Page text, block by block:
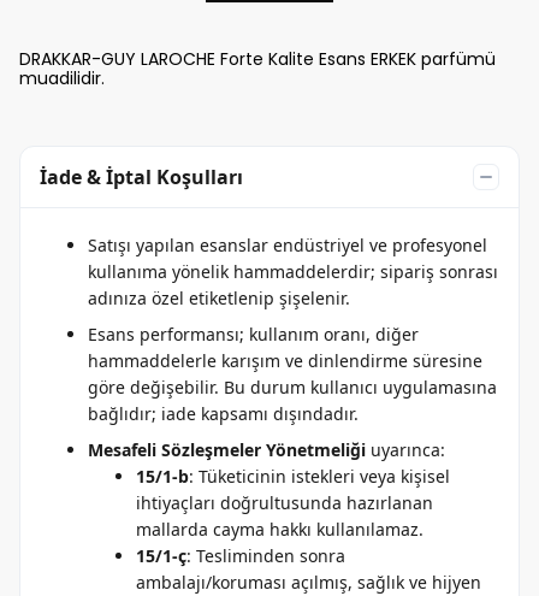
DRAKKAR-GUY LAROCHE Forte Kalite Esans ERKEK parfümü
muadilidir.
İade & İptal Koşulları
Satışı yapılan esanslar endüstriyel ve profesyonel
kullanıma yönelik hammaddelerdir; sipariş sonrası
adınıza özel etiketlenip şişelenir.
Esans performansı; kullanım oranı, diğer
hammaddelerle karışım ve dinlendirme süresine
göre değişebilir. Bu durum kullanıcı uygulamasına
bağlıdır; iade kapsamı dışındadır.
Mesafeli Sözleşmeler Yönetmeliği uyarınca:
15/1-b: Tüketicinin istekleri veya kişisel
ihtiyaçları doğrultusunda hazırlanan
mallarda cayma hakkı kullanılamaz.
15/1-ç: Tesliminden sonra
ambalajı/koruması açılmış, sağlık ve hijyen